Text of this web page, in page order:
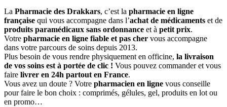
La Pharmacie des Drakkars, c’est la pharmacie en ligne
française qui vous accompagne dans l’achat de médicaments et de
produits paramédicaux sans ordonnance et à petit prix.
Votre pharmacie en ligne fiable et pas cher vous accompagne
dans votre parcours de soins depuis 2013.
Plus besoin de vous rendre physiquement en officine, la livraison
de vos soins est à portée de clic ! Vous pouvez commander et vous
faire livrer en 24h partout en France.
Vous avez un doute ? Votre pharmacien en ligne vous conseille
pour faire le bon choix : comprimés, gélules, gel, produits en lot ou
en promo…